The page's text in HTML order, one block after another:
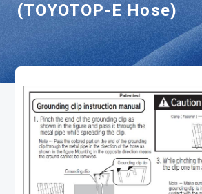
(TOYOTOP-E Hose)